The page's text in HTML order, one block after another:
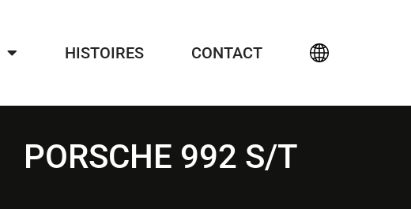
HISTOIRES CONTACT
PORSCHE 992 S/T